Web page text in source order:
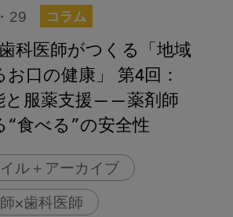
29 コラム
科医師がつくる「地域
お口の健康」 第4回：
と服薬支援——薬剤師
“食べる”の安全性
ル＋アーカイブ
×歯科医師